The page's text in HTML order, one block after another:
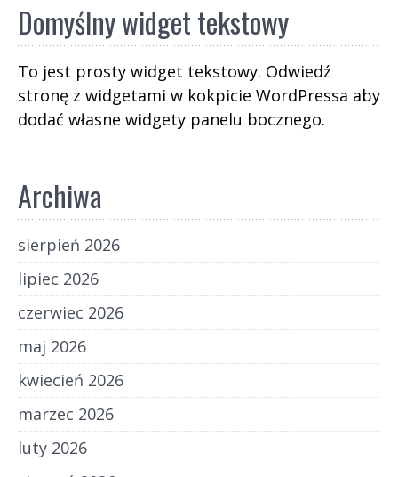
Domyślny widget tekstowy
To jest prosty widget tekstowy. Odwiedź
stronę z widgetami w kokpicie WordPressa aby
dodać własne widgety panelu bocznego.
Archiwa
sierpień 2026
lipiec 2026
czerwiec 2026
maj 2026
kwiecień 2026
marzec 2026
luty 2026